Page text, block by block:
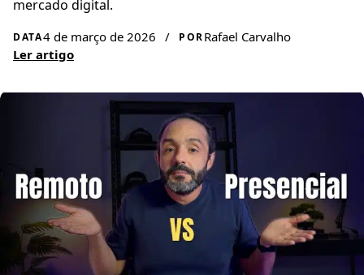
mercado digital.
DATA4 de março de 2026 / PORRafael Carvalho
Ler artigo